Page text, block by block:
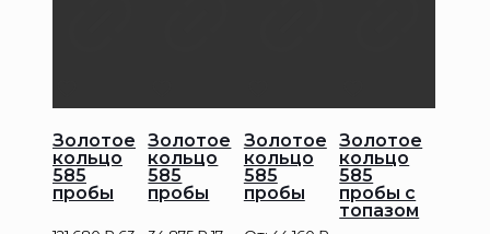
Золотое
кольцо
585
пробы
Золотое
кольцо
585
пробы
Золотое
кольцо
585
пробы
Золотое
кольцо
585
пробы с
топазом